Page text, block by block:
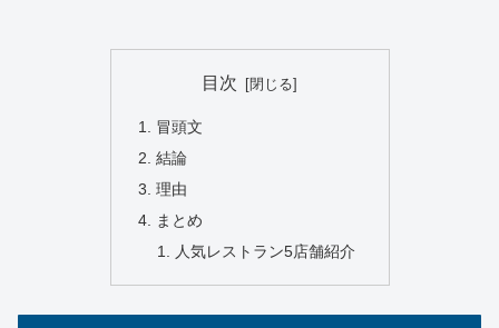
目次
冒頭文
結論
理由
まとめ
人気レストラン5店舗紹介